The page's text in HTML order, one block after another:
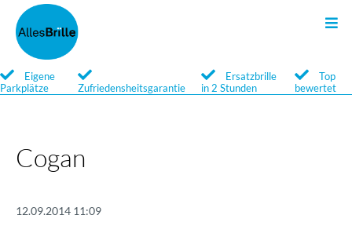
Eigene
Parkplätze
Zufriedensheitsgarantie
Ersatzbrille
in 2 Stunden
Top
bewertet
Cogan
12.09.2014 11:09
Service